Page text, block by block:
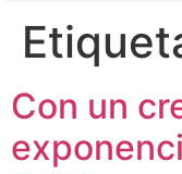
Con un